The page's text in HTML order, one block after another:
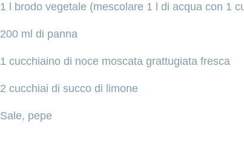
1 l brodo vegetale (mescolare 1 l di acqua con 1
200 ml di panna
1 cucchiaino di noce moscata grattugiata fresca
2 cucchiai di succo di limone
Sale, pepe